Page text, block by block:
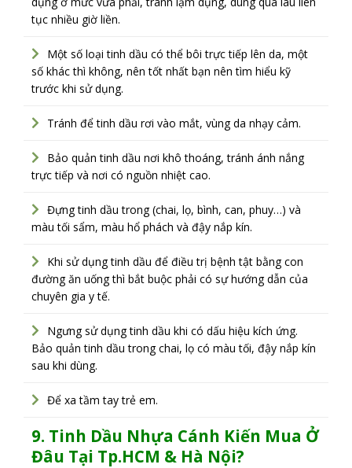
tục nhiều giờ liền.
Một số loại tinh dầu có thể bôi trực tiếp lên da, một
số khác thì không, nên tốt nhất bạn nên tìm hiểu kỹ
trước khi sử dụng.
Tránh để tinh dầu rơi vào mắt, vùng da nhạy cảm.
Bảo quản tinh dầu nơi khô thoáng, tránh ánh nắng
trực tiếp và nơi có nguồn nhiệt cao.
Đựng tinh dầu trong (chai, lọ, bình, can, phuy…) và
màu tối sẩm, màu hổ phách và đậy nắp kín.
Khi sử dụng tinh dầu để điều trị bệnh tật bằng con
đường ăn uống thì bắt buộc phải có sự hướng dẫn của
chuyên gia y tế.
Ngưng sử dụng tinh dầu khi có dấu hiệu kích ứng.
Bảo quản tinh dầu trong chai, lọ có màu tối, đậy nắp kín
sau khi dùng.
Để xa tầm tay trẻ em.
9. Tinh Dầu Nhựa Cánh Kiến Mua Ở
Đâu Tại Tp.HCM & Hà Nội?